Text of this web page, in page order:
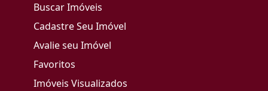
Buscar Imóveis
Cadastre Seu Imóvel
Avalie seu Imóvel
Favoritos
Imóveis Visualizados